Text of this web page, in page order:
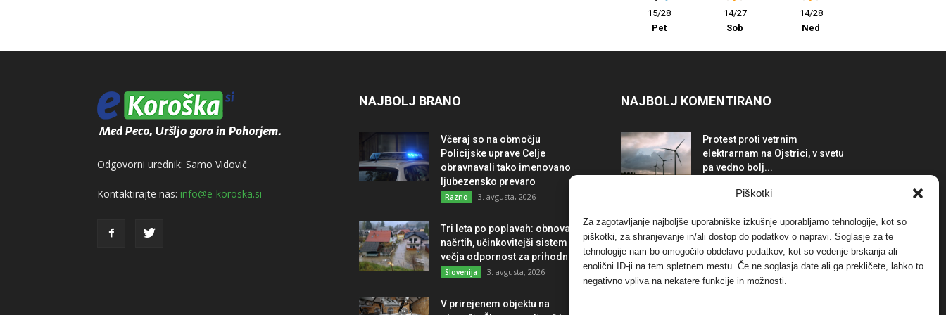
Piškotki
Za zagotavljanje najboljše uporabniške izkušnje uporabljamo tehnologije, kot so
piškotki, za shranjevanje in/ali dostop do podatkov o napravi. Soglasje za te
tehnologije nam bo omogočilo obdelavo podatkov, kot so vedenje brskanja ali
enolični ID-ji na tem spletnem mestu. Če ne soglasja date ali ga prekličete, lahko to
negativno vpliva na nekatere funkcije in možnosti.
15/28
Pet
14/27
Sob
14/28
Ned
Odgovorni urednik: Samo Vidovič
Kontaktirajte nas: info@e-koroska.si
NAJBOLJ BRANO
Včeraj so na območju
Policijske uprave Celje
obravnavali tako imenovano
ljubezensko prevaro
Razno 3. avgusta, 2026
Tri leta po poplavah: obnova po
načrtih, učinkovitejši sistem in
večja odpornost za prihodnost
Slovenija 3. avgusta, 2026
V prirejenem objektu na
NAJBOLJ KOMENTIRANO
Protest proti vetrnim
elektrarnam na Ojstrici, v svetu
pa vedno bolj...
elektrarnam Verbund
Dogodki 29. januarja, 2018
FOTO: Razstava cvetličarskega